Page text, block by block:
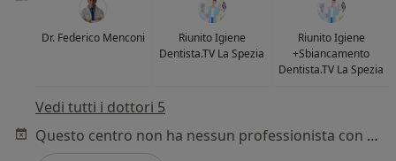
Dr. Federico Menconi
Riunito Igiene
Dentista.TV La Spezia
Riunito Igiene
+Sbiancamento
Dentista.TV La Spezia
Vedi tutti i dottori 5
Questo centro non ha nessun professionista con date disponibili